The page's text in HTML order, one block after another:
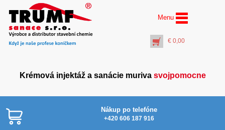
Menu
€ 0,00
Krémová injektáž a sanácie muriva svojpomocne
Nákup po telefóne
+420 606 187 916